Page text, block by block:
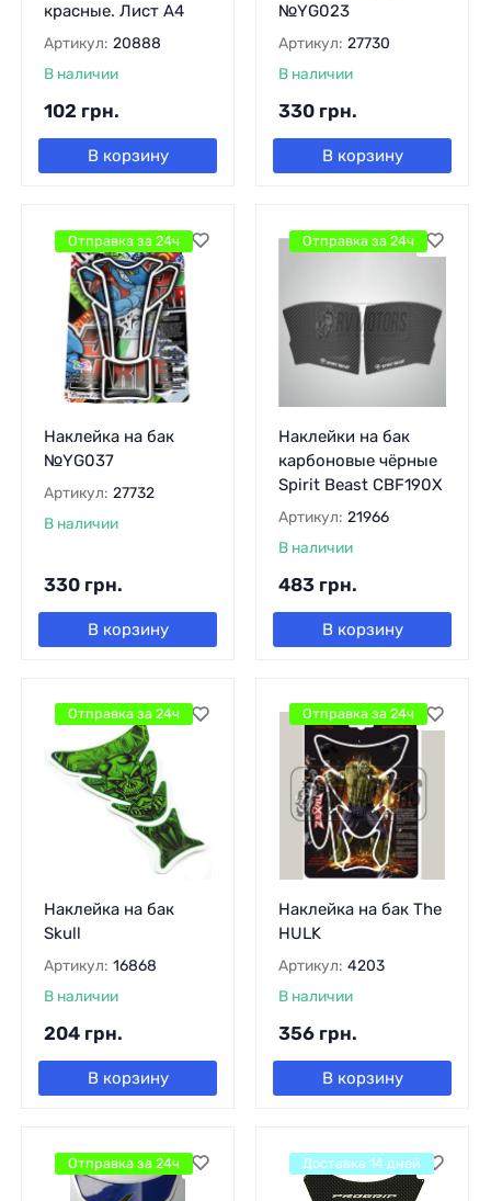
красные. Лист А4
Артикул: 20888
В наличии
102 грн.
В корзину
№YG023
Артикул: 27730
В наличии
330 грн.
В корзину
Наклейка на бак
№YG037
Артикул: 27732
В наличии
330 грн.
В корзину
Отправка за 24ч
Наклейки на бак
карбоновые чёрные
Spirit Beast CBF190X
Артикул: 21966
В наличии
483 грн.
В корзину
Отправка за 24ч
Наклейка на бак
Skull
Артикул: 16868
В наличии
204 грн.
В корзину
Отправка за 24ч
Наклейка на бак The
HULK
Артикул: 4203
В наличии
356 грн.
В корзину
Отправка за 24ч
Отправка за 24ч Доставка 14 дней